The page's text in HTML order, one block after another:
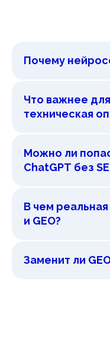
Почему
Что важнее
техническая
Можно ли
ChatGPT без
В чем
и GEO?
Заменит ли